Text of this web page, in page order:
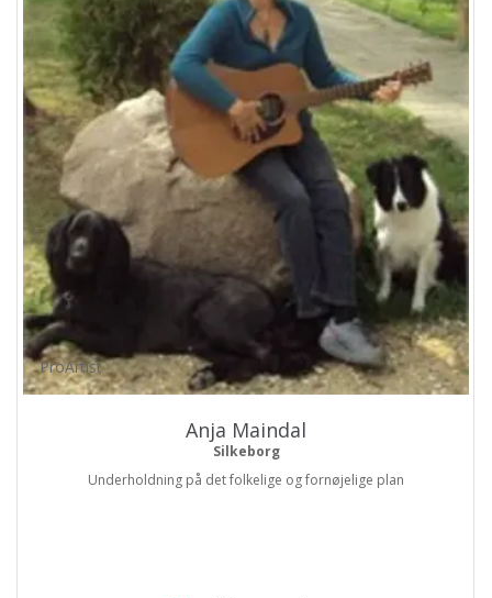
ProArtist
Anja Maindal
Silkeborg
Underholdning på det folkelige og fornøjelige plan